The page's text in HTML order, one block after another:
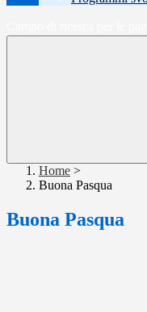
Home >
Buona Pasqua
Buona Pasqua